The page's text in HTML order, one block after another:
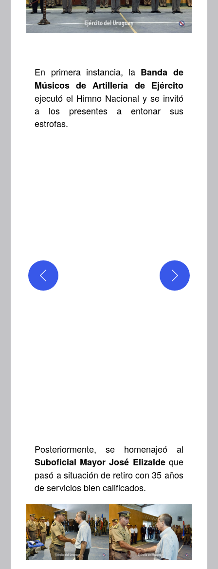
En primera instancia, la Banda de
Músicos de Artillería de Ejército
ejecutó el Himno Nacional y se invitó
a los presentes a entonar sus
estrofas.
Posteriormente, se homenajeó al
Suboficial Mayor José Elizaldeque
pasó a situación de retiro con 35 años
de servicios bien calificados.